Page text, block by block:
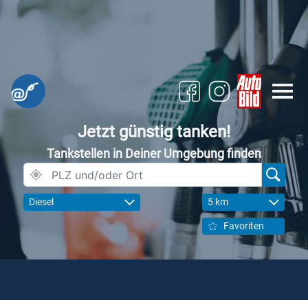
Jetzt günstig tanken!
Tankstellen in Deiner Umgebung finden
Diesel 5 km
Favoriten